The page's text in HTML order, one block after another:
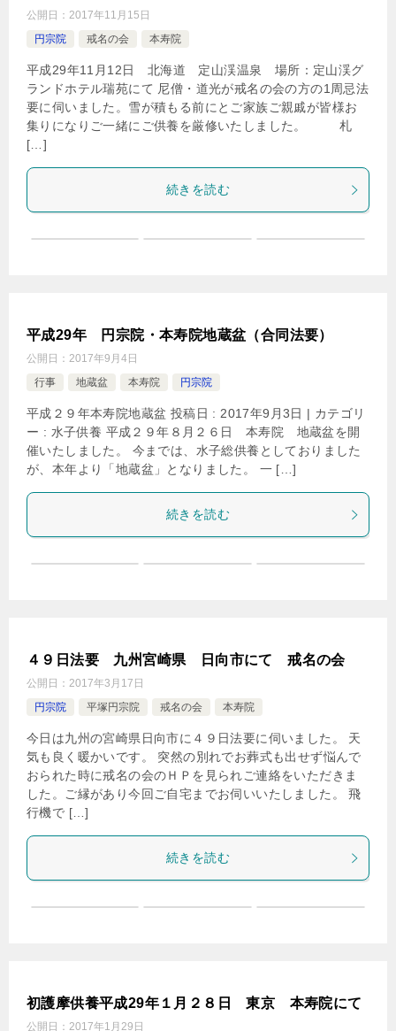
公開日： 2017年11月15日
円宗院
戒名の会 本寿院
平成29年11月12日 北海道 定山渓温泉 場所：定山渓グ
ランドホテル瑞苑にて 尼僧・道光が戒名の会の方の1周忌法
要に伺いました。雪が積もる前にとご家族ご親戚が皆様お
集りになりご一緒にご供養を厳修いたしました。 札
[…]
続きを読む
平成29年 円宗院・本寿院地蔵盆（合同法要）
公開日： 2017年9月4日
行事
地蔵盆 本寿院 円宗院
平成２９年本寿院地蔵盆 投稿日 : 2017年9月3日 | カテゴリ
ー : 水子供養 平成２９年８月２６日 本寿院 地蔵盆を開
催いたしました。 今までは、水子総供養としておりました
が、本年より「地蔵盆」となりました。 一 […]
続きを読む
４９日法要 九州宮崎県 日向市にて 戒名の会
公開日： 2017年3月17日
円宗院
平塚円宗院 戒名の会 本寿院
今日は九州の宮崎県日向市に４９日法要に伺いました。 天
気も良く暖かいです。 突然の別れでお葬式も出せず悩んで
おられた時に戒名の会のＨＰを見られご連絡をいただきま
した。ご縁があり今回ご自宅までお伺いいたしました。 飛
行機で […]
続きを読む
初護摩供養平成29年１月２８日 東京 本寿院にて
公開日： 2017年1月29日